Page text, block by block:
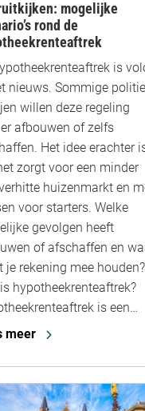
mogelijke
rond de
is
nieuws. Sommige
willen deze regeling
afbouwen of zelfs
Het idee erachter
zorgt voor een minder
huizenmarkt en
voor starters. Welke
gevolgen heeft
of afschaffen en
je rekening mee houden?
hypotheekrenteaftrek?
is een…
meer